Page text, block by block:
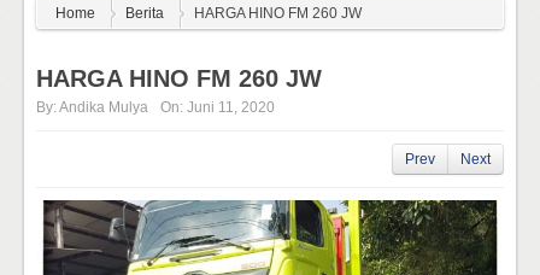
Home Berita HARGA HINO FM 260 JW
HARGA HINO FM 260 JW
By:Andika Mulya On: Juni 11, 2020
Prev Next